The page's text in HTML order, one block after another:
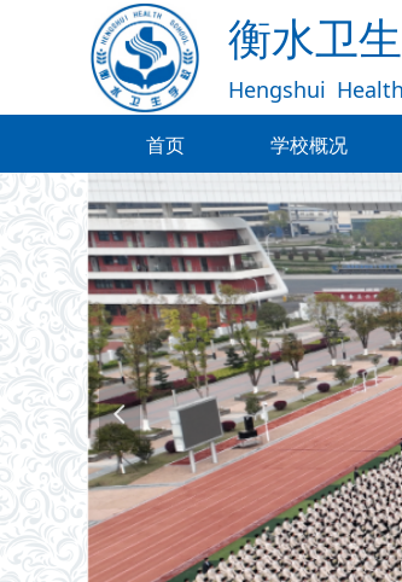
衡水卫
Hengshui Health
首页
首页
学校概况
学校概况
넳